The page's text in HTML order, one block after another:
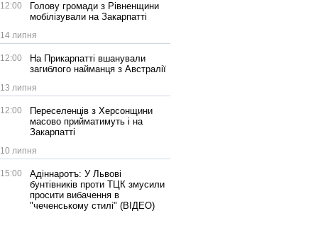
12:00
Голову громади з Рівненщини
мобілізували на Закарпатті
14 липня
12:00
На Прикарпатті вшанували
загиблого найманця з Австралії
13 липня
12:00
Переселенців з Херсонщини
масово прийматимуть і на
Закарпатті
10 липня
15:00
Адіннаротъ: У Львові
бунтівників проти ТЦК змусили
просити вибачення в
"чеченському стилі" (ВІДЕО)